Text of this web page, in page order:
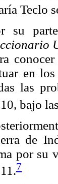
Teclo
su
en
las
bajo
de
por su
7